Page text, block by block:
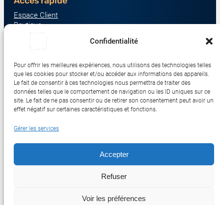
Confidentialité
Pour offrir les meilleures expériences, nous utilisons des technologies telles
que les cookies pour stocker et/ou accéder aux informations des appareils.
Le fait de consentir à ces technologies nous permettra de traiter des
données telles que le comportement de navigation ou les ID uniques sur ce
site. Le fait de ne pas consentir ou de retirer son consentement peut avoir un
effet négatif sur certaines caractéristiques et fonctions.
Gérer les services
Accepter
Refuser
Voir les préférences
Espace Client
Boutique
À propos
Nous contacter
Écrans & Moniteurs
Serveurs & Stockage
Impression & Consommables
Ordinateurs & Tablettes
Réseau & IoT
Conditions Générales de Vente